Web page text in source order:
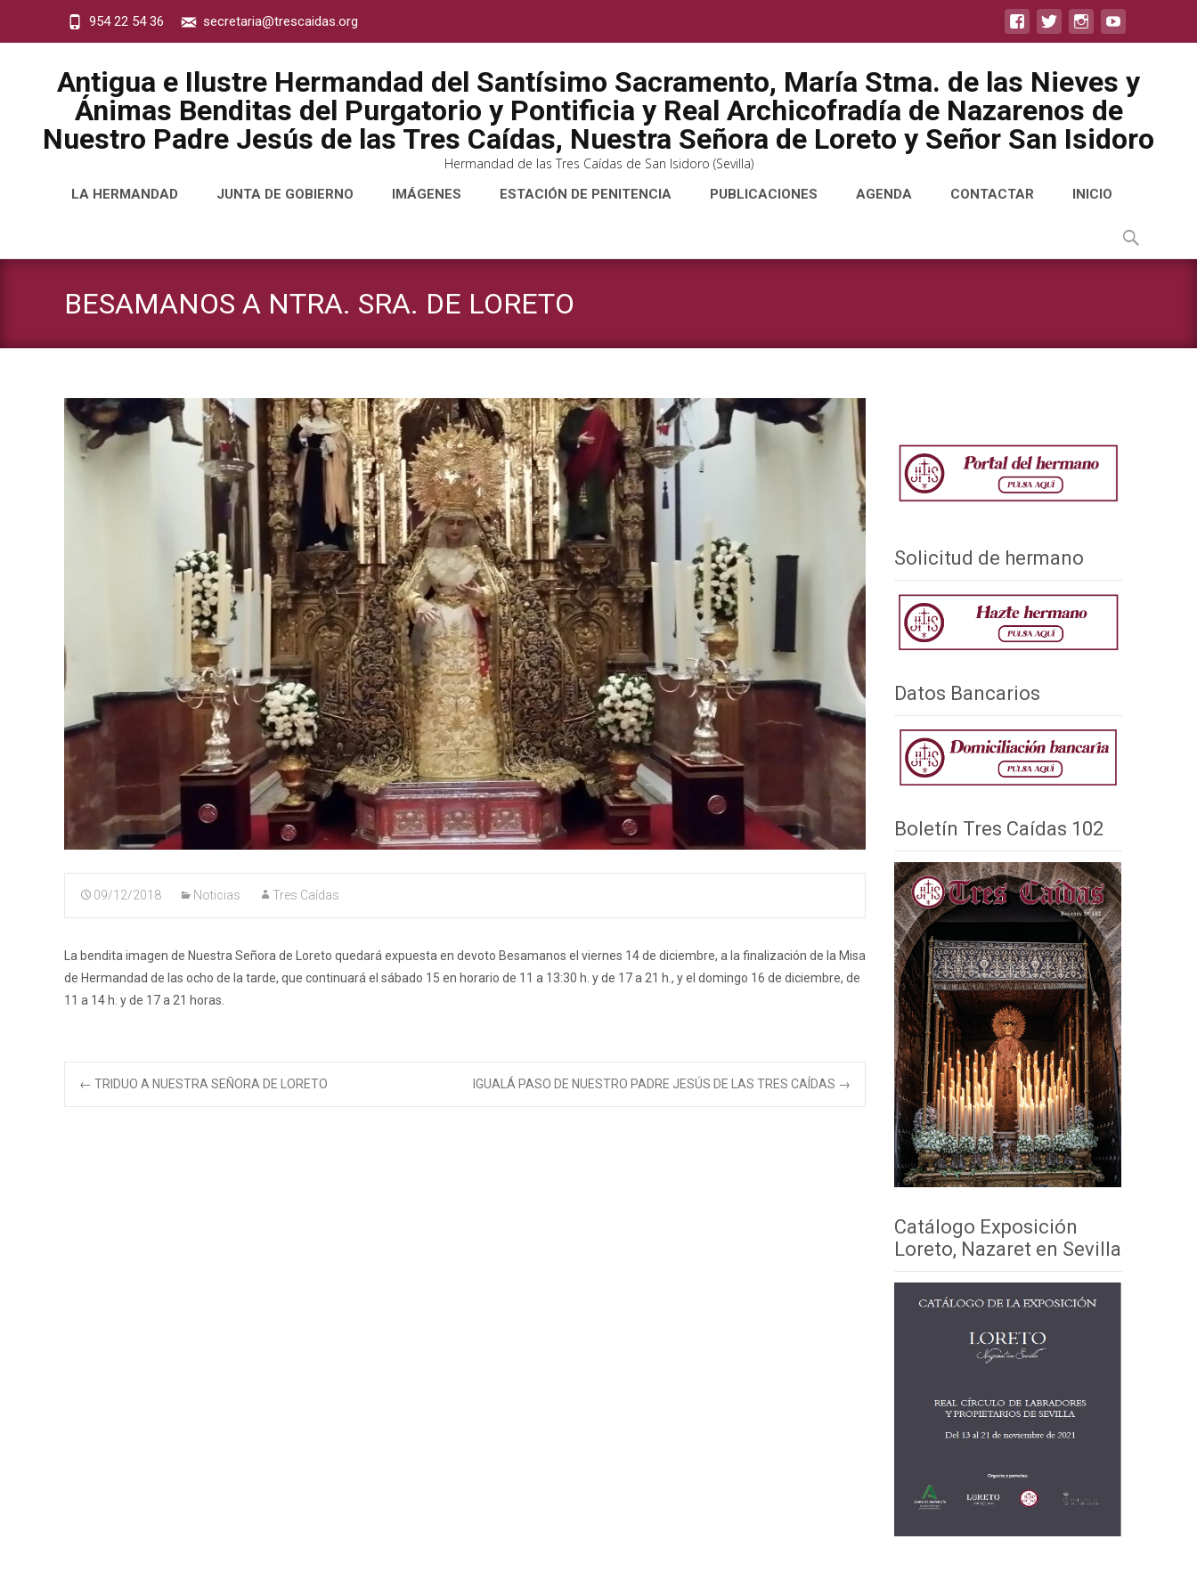
954 22 54 36 secretaria@trescaidas.org
Antigua e Ilustre Hermandad del Santísimo Sacramento, María Stma. de las Nieves y
Ánimas Benditas del Purgatorio y Pontificia y Real Archicofradía de Nazarenos de
Nuestro Padre Jesús de las Tres Caídas, Nuestra Señora de Loreto y Señor San Isidoro
Hermandad de las Tres Caídas de San Isidoro (Sevilla)
LA HERMANDAD JUNTA DE GOBIERNO IMÁGENES ESTACIÓN DE PENITENCIA PUBLICACIONES AGENDA CONTACTAR INICIO
Buscar
BESAMANOS A NTRA. SRA. DE LORETO
09/12/2018 Noticias Tres Caídas
La bendita imagen de Nuestra Señora de Loreto quedará expuesta en devoto Besamanos el viernes 14 de diciembre, a la finalización de la Misa
de Hermandad de las ocho de la tarde, que continuará el sábado 15 en horario de 11 a 13:30 h. y de 17 a 21 h., y el domingo 16 de diciembre, de
11 a 14 h. y de 17 a 21 horas.
Navegación
← TRIDUO A NUESTRA SEÑORA DE LORETO IGUALÁ PASO DE NUESTRO PADRE JESÚS DE LAS TRES CAÍDAS →
Solicitud de hermano
Datos Bancarios
Boletín Tres Caídas 102
Catálogo Exposición
Loreto, Nazaret en Sevilla